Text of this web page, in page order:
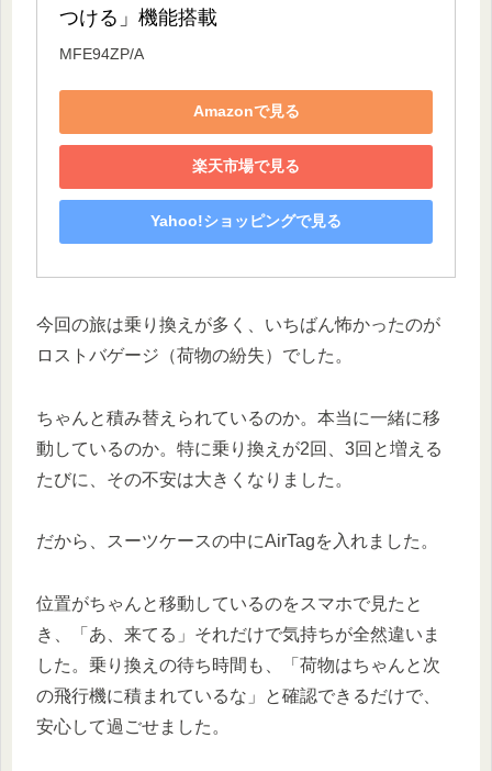
つける」機能搭載
MFE94ZP/A
Amazonで見る
楽天市場で見る
Yahoo!ショッピングで見る
今回の旅は乗り換えが多く、いちばん怖かったのが
ロストバゲージ（荷物の紛失）でした。
ちゃんと積み替えられているのか。本当に一緒に移
動しているのか。特に乗り換えが2回、3回と増える
たびに、その不安は大きくなりました。
だから、スーツケースの中にAirTagを入れました。
位置がちゃんと移動しているのをスマホで見たと
き、「あ、来てる」それだけで気持ちが全然違いま
した。乗り換えの待ち時間も、「荷物はちゃんと次
の飛行機に積まれているな」と確認できるだけで、
安心して過ごせました。